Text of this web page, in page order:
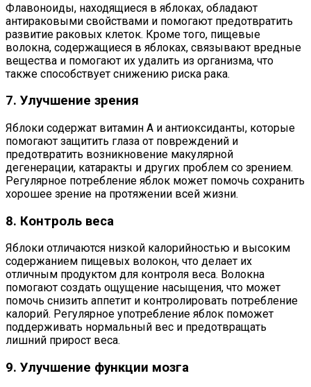
Флавоноиды, находящиеся в яблоках, обладают
антираковыми свойствами и помогают предотвратить
развитие раковых клеток. Кроме того, пищевые
волокна, содержащиеся в яблоках, связывают вредные
вещества и помогают их удалить из организма, что
также способствует снижению риска рака.
7. Улучшение зрения
Яблоки содержат витамин A и антиоксиданты, которые
помогают защитить глаза от повреждений и
предотвратить возникновение макулярной
дегенерации, катаракты и других проблем со зрением.
Регулярное потребление яблок может помочь сохранить
хорошее зрение на протяжении всей жизни.
8. Контроль веса
Яблоки отличаются низкой калорийностью и высоким
содержанием пищевых волокон, что делает их
отличным продуктом для контроля веса. Волокна
помогают создать ощущение насыщения, что может
помочь снизить аппетит и контролировать потребление
калорий. Регулярное употребление яблок поможет
поддерживать нормальный вес и предотвращать
лишний прирост веса.
9. Улучшение функции мозга